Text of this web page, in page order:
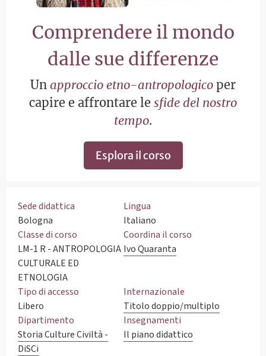
Comprendere il mondo
dalle sue differenze
Un approccio etno-antropologico per
capire e affrontare le sfide del nostro
tempo.
Esplora il corso
Sede didattica
Bologna
Lingua
Italiano
Classe di corso
LM-1 R - ANTROPOLOGIA
CULTURALE ED
ETNOLOGIA
Coordina il corso
Ivo Quaranta
Tipo di accesso
Libero
Internazionale
Titolo doppio/multiplo
Dipartimento
Storia Culture Civiltà -
DiSCi
Insegnamenti
Il piano didattico